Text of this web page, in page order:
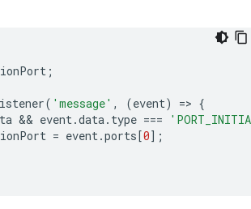
;
( 'message' , (event) => {
&& event.data. type ===
= event.ports [0];